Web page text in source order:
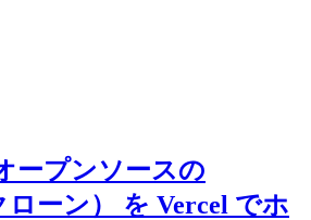
ープンソースの
ローン） を Vercel でホ